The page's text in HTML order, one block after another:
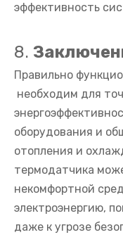
эффективность
8.
Правильно
необходим для
оборудования и
отопления и
термодатчика
некомфортной
электроэнергию,
даже к угрозе